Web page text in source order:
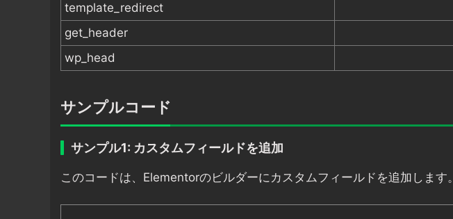
template_redirect
get_header
wp_head
サンプルコード
サンプル1: カスタムフィールドを追加
このコードは、Elementorのビルダーにカスタムフィールドを追加します。